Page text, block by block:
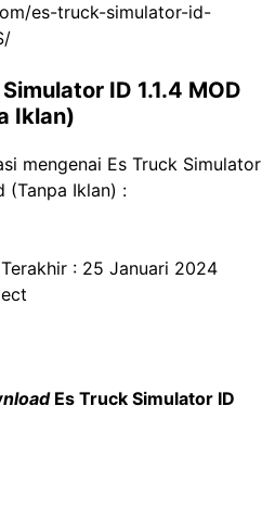
es-truck-simulator-id-
ID 1.1.4 MOD
Iklan)
mengenai Es Truck Simulator
(Tanpa Iklan) :
: 25 Januari 2024
Es Truck Simulator ID